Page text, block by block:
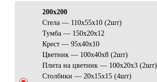
200х200
Стела — 110х55х10 (2шт)
Тумба — 150х20х12
Крест — 95х40х10
Цветник — 100х40х8 (2шт)
Плита на цветник — 100х20х3 (2шт)
Столбики — 20х15х15 (4шт)